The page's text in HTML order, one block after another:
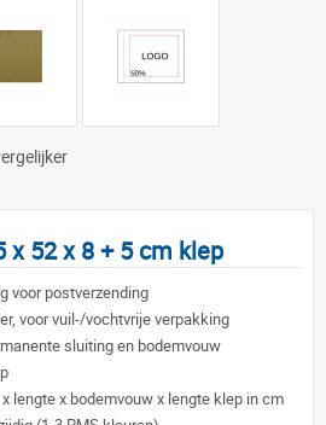
x 52 x 8 + 5 cm klep
voor postverzending
voor vuil-/vochtvrije verpakking
sluiting en bodemvouw
lengte x bodemvouw x lengte klep in cm